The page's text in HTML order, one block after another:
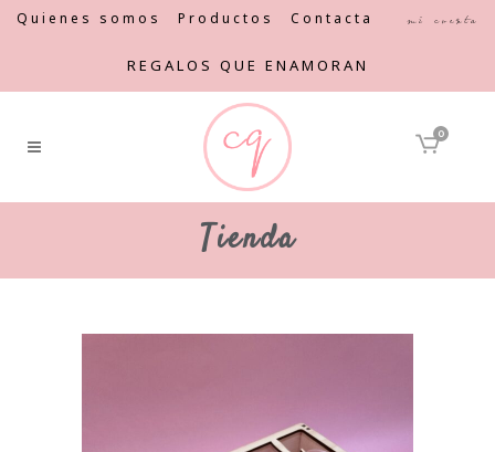
Quienes somos Productos Contacta Mi cuenta
REGALOS QUE ENAMORAN
0
Tienda